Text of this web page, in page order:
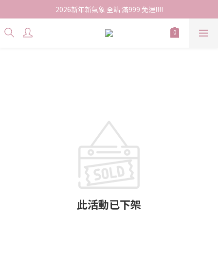
2026新年新氣象 全站 滿999 免運!!!!
此活動已下架